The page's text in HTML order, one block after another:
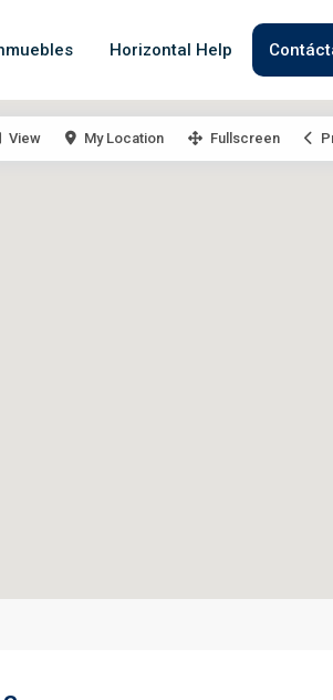
Horizontal Help
View My Location Fullscreen